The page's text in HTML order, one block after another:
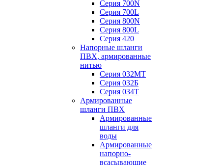
Серия 700N
Серия 700L
Серия 800N
Серия 800L
Серия 420
Напорные шланги
ПВХ, армированные
нитью
Серия 032МТ
Серия 032Б
Серия 034Т
Армированные
шланги ПВХ
Армированные
шланги для
воды
Армированные
напорно-
всасывающие